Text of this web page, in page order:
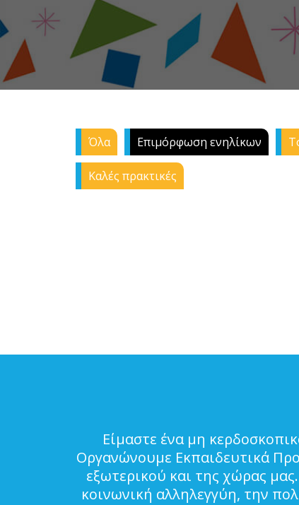
Όλα Επιμόρφωση ενηλίκων
Καλές πρακτικές
Είμαστε ένα μη
Οργανώνουμε Εκπαιδευτικά
εξωτερικού και της χώρας
κοινωνική αλληλεγγύη, την